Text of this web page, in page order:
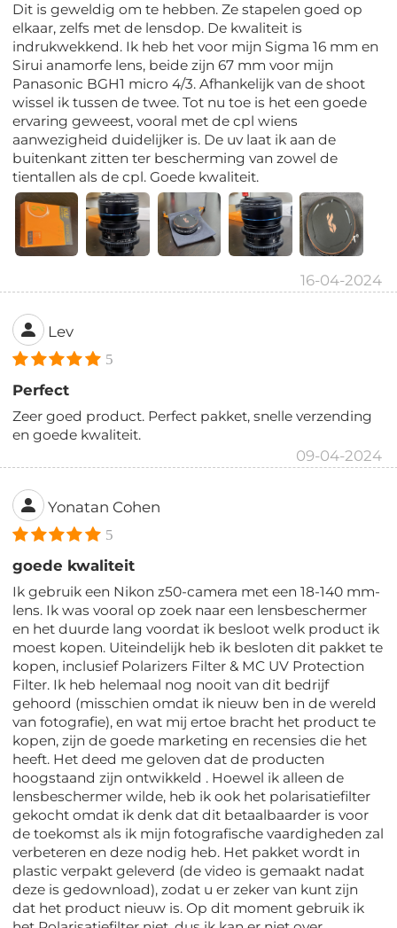
Dit is geweldig om te hebben. Ze stapelen goed op
elkaar, zelfs met de lensdop. De kwaliteit is
indrukwekkend. Ik heb het voor mijn Sigma 16 mm en
Sirui anamorfe lens, beide zijn 67 mm voor mijn
Panasonic BGH1 micro 4/3. Afhankelijk van de shoot
wissel ik tussen de twee. Tot nu toe is het een goede
ervaring geweest, vooral met de cpl wiens
aanwezigheid duidelijker is. De uv laat ik aan de
buitenkant zitten ter bescherming van zowel de
tientallen als de cpl. Goede kwaliteit.
16-04-2024
Lev
5
Perfect
Zeer goed product. Perfect pakket, snelle verzending
en goede kwaliteit.
09-04-2024
Yonatan Cohen
5
goede kwaliteit
Ik gebruik een Nikon z50-camera met een 18-140 mm-
lens. Ik was vooral op zoek naar een lensbeschermer
en het duurde lang voordat ik besloot welk product ik
moest kopen. Uiteindelijk heb ik besloten dit pakket te
kopen, inclusief Polarizers Filter & MC UV Protection
Filter. Ik heb helemaal nog nooit van dit bedrijf
gehoord (misschien omdat ik nieuw ben in de wereld
van fotografie), en wat mij ertoe bracht het product te
kopen, zijn de goede marketing en recensies die het
heeft. Het deed me geloven dat de producten
hoogstaand zijn ontwikkeld . Hoewel ik alleen de
lensbeschermer wilde, heb ik ook het polarisatiefilter
gekocht omdat ik denk dat dit betaalbaarder is voor
de toekomst als ik mijn fotografische vaardigheden zal
verbeteren en deze nodig heb. Het pakket wordt in
plastic verpakt geleverd (de video is gemaakt nadat
deze is gedownload), zodat u er zeker van kunt zijn
dat het product nieuw is. Op dit moment gebruik ik